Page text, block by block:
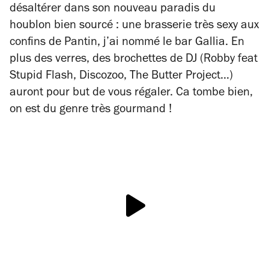
désaltérer dans son nouveau paradis du
houblon bien sourcé : une brasserie très sexy aux
confins de Pantin, j’ai nommé le bar Gallia. En
plus des verres, des brochettes de DJ (Robby feat
Stupid Flash, Discozoo, The Butter Project…)
auront pour but de vous régaler. Ca tombe bien,
on est du genre très gourmand !